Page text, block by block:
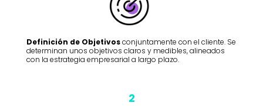
Definición de Objetivosconjuntamente con el cliente. Se
determinan unos objetivos claros y medibles, alineados
con la estrategia empresarial a largo plazo.
2